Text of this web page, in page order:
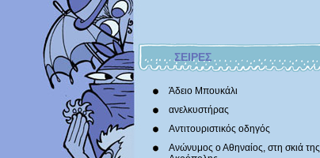
ΣΕΙΡΕΣ
Άδειο Μπουκάλι
ανελκυστήρας
Αντιτουριστικός οδηγός
Ανώνυμος ο Αθηναίος, στη σκιά της